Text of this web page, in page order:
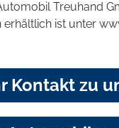
Treuhand
ist unter
Kontakt zu